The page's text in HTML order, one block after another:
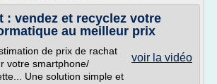
: vendez et recyclez votre
au meilleur prix
voir la vidéo
de prix de rachat
votre smartphone/
Une solution simple et